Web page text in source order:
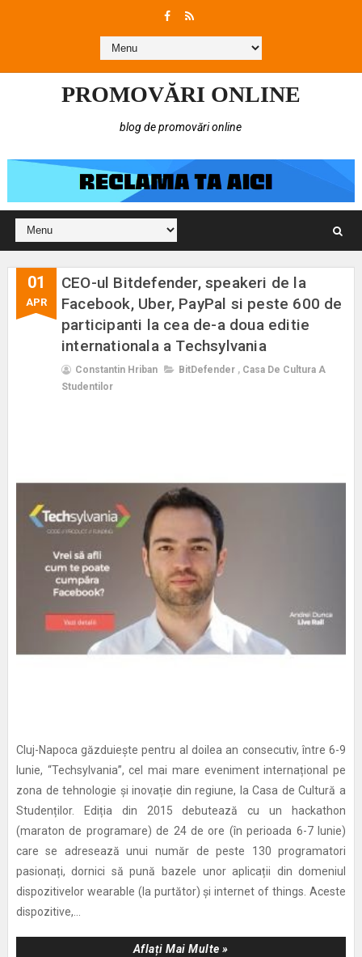
PROMOVĂRI ONLINE
blog de promovări online
01
APR
CEO-ul Bitdefender, speakeri de la
Facebook, Uber, PayPal si peste 600 de
participanti la cea de-a doua editie
internationala a Techsylvania
Constantin Hriban BitDefender , Casa De Cultura A
Studentilor
Cluj-Napoca găzduiește pentru al doilea an consecutiv, între 6-9
Iunie, “Techsylvania”, cel mai mare eveniment internațional pe
zona de tehnologie și inovație din regiune, la Casa de Cultură a
Studenților. Ediția din 2015 debutează cu un hackathon
(maraton de programare) de 24 de ore (în perioada 6-7 Iunie)
care se adresează unui număr de peste 130 programatori
pasionați, dornici să pună bazele unor aplicații din domeniul
dispozitivelor wearable (la purtător) și internet of things. Aceste
dispozitive,...
Aflați Mai Multe »